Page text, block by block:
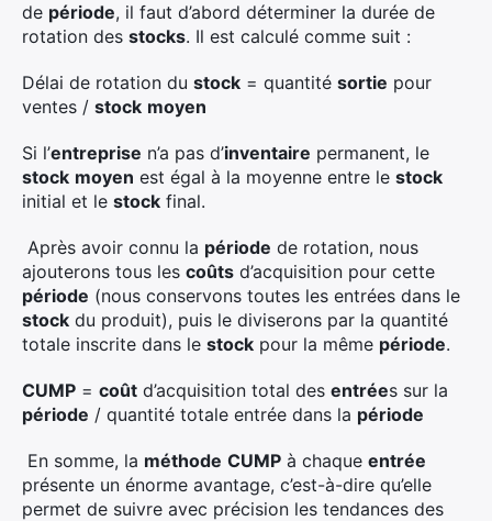
de période, il faut d’abord déterminer la durée de
rotation des stocks. Il est calculé comme suit :
Délai de rotation du stock = quantité sortie pour
ventes / stock moyen
Si l’entreprise n’a pas d’inventaire permanent, le
stock moyen est égal à la moyenne entre le stock
initial et le stock final.
Après avoir connu la période de rotation, nous
ajouterons tous les coûts d’acquisition pour cette
période (nous conservons toutes les entrées dans le
stock du produit), puis le diviserons par la quantité
totale inscrite dans le stock pour la même période.
CUMP = coût d’acquisition total des entrées sur la
période / quantité totale entrée dans la période
En somme, la méthode CUMP à chaque entrée
présente un énorme avantage, c’est-à-dire qu’elle
permet de suivre avec précision les tendances des